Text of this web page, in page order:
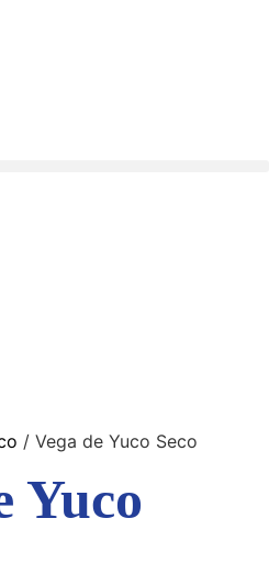
/ Vega de Yuco Seco
Yuco